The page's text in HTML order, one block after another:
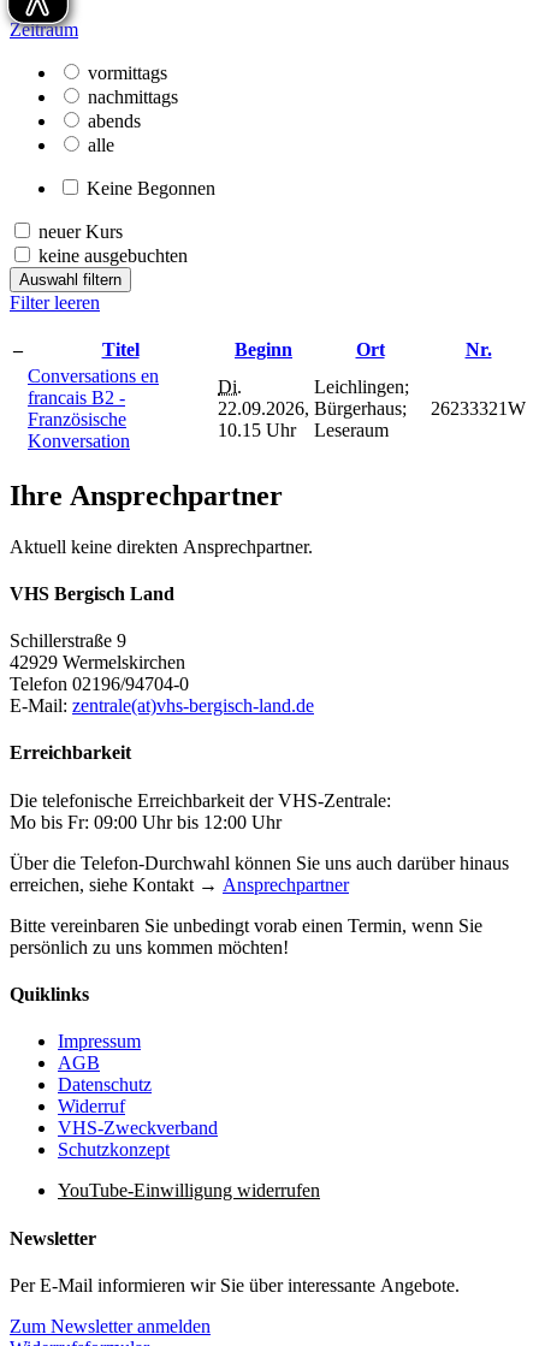
Zeitraum
vormittags
nachmittags
abends
alle
Keine Begonnen
neuer Kurs
keine ausgebuchten
Auswahl filtern
Filter leeren
– Titel Beginn Ort
Nr.
Conversations en
francais B2 -
Französische
Konversation
Di.
22.09.2026,
10.15 Uhr
Leichlingen;
Bürgerhaus;
Leseraum
26233321W
Ihre Ansprechpartner
Aktuell keine direkten Ansprechpartner.
VHS Bergisch Land
Schillerstraße 9
42929 Wermelskirchen
Telefon 02196/94704-0
E-Mail: zentrale(at)vhs-bergisch-land.de
Erreichbarkeit
Die telefonische Erreichbarkeit der VHS-Zentrale:
Mo bis Fr: 09:00 Uhr bis 12:00 Uhr
Über die Telefon-Durchwahl können Sie uns auch darüber hinaus
erreichen, siehe Kontakt → Ansprechpartner
Bitte vereinbaren Sie unbedingt vorab einen Termin, wenn Sie
persönlich zu uns kommen möchten!
Quiklinks
Impressum
AGB
Datenschutz
Widerruf
VHS-Zweckverband
Schutzkonzept
YouTube-Einwilligung widerrufen
Newsletter
Per E-Mail informieren wir Sie über interessante Angebote.
Zum Newsletter anmelden